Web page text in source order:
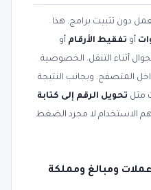
دون تثبيت برامج. هذا
أو تفقيط الأرقام أو
أثناء التنقل. الخصوصية
المتصفح. وبجانب النتيجة
مثل تحويل الرقم إلى كتابة
الاستخدام لا مجرد الضغط
ومبالغ ومملكة